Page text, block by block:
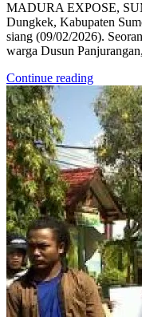
MADURA EXPOSE,
Dungkek, Kabupaten
siang (09/02/2026).
warga Dusun
Continue reading